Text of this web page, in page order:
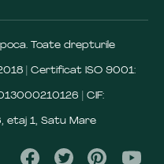
Toate drepturile
| Certificat ISO 9001:
| CIF:
etaj 1, Satu Mare